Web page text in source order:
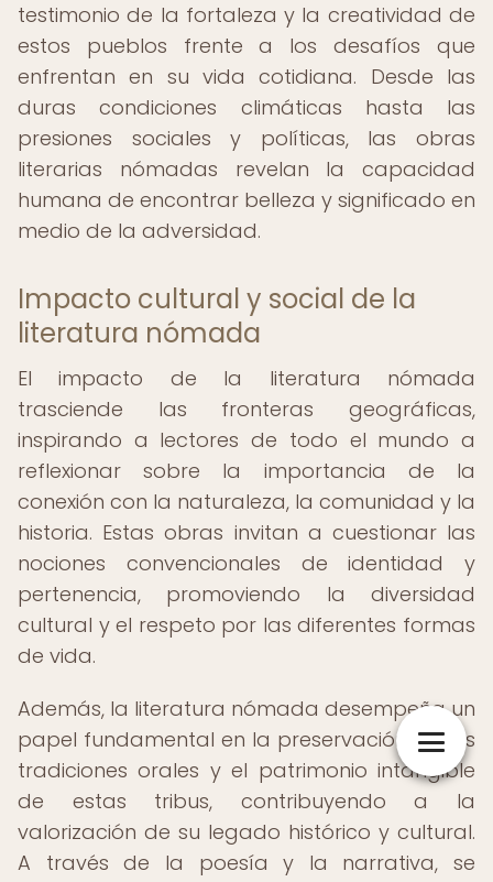
testimonio de la fortaleza y la creatividad de
estos pueblos frente a los desafíos que
enfrentan en su vida cotidiana. Desde las
duras condiciones climáticas hasta las
presiones sociales y políticas, las obras
literarias nómadas revelan la capacidad
humana de encontrar belleza y significado en
medio de la adversidad.
Impacto cultural y social de la
literatura nómada
El impacto de la literatura nómada
trasciende las fronteras geográficas,
inspirando a lectores de todo el mundo a
reflexionar sobre la importancia de la
conexión con la naturaleza, la comunidad y la
historia. Estas obras invitan a cuestionar las
nociones convencionales de identidad y
pertenencia, promoviendo la diversidad
cultural y el respeto por las diferentes formas
de vida.
Además, la literatura nómada desempeña un
papel fundamental en la preservación de las
tradiciones orales y el patrimonio intangible
de estas tribus, contribuyendo a la
valorización de su legado histórico y cultural.
A través de la poesía y la narrativa, se